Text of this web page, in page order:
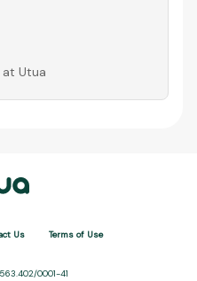
at Utua
Us Terms of Use
0001-41